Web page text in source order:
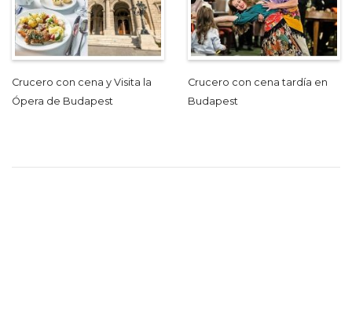
Crucero con cena y Visita la
Ópera de Budapest
Crucero con cena tardía en
Budapest